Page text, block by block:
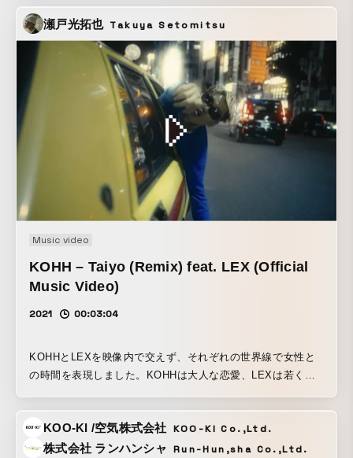
しく思わず笑ってしまうような面白い仕掛けが盛り沢山な映
像を目指した。
瀬戸光拓也 Takuya Setomitsu
Music video
KOHH – Taiyo (Remix) feat. LEX (Official
Music Video)
2021 00:03:04
KOHHとLEXを映像内で交えず、それぞれの世界線で女性と
の時間を表現しました。KOHHは大人な恋愛、LEXは若くて
れを表現できるように、緩急を付けています。
KOO-KI /空気株式会社 KOO-KI Co.,Ltd.
株式会社 ランハンシャ Run-Hun,sha Co.,Ltd.